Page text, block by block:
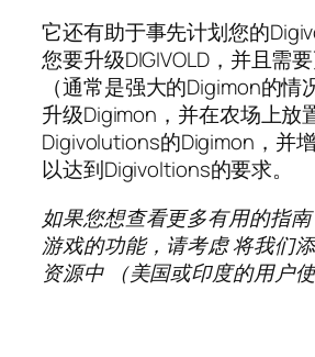
它还有助于事先计划您的
您要升级DIGIVOLD，并且需
（通常是强大的Digimon的
升级Digimon，并在农场上放
Digivolutions的Digimon，并
以达到Digivoltions的要求。
如果您想查看更多有用的指
游戏的功能，请考虑将我们
资源中（美国或印度的用户使